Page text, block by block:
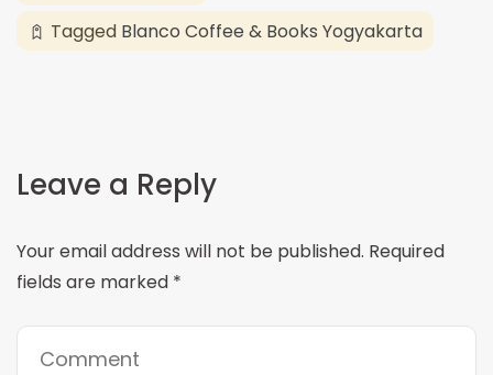
Tagged Blanco Coffee & Books Yogyakarta
Leave a Reply
Your email address will not be published. Required
fields are marked *